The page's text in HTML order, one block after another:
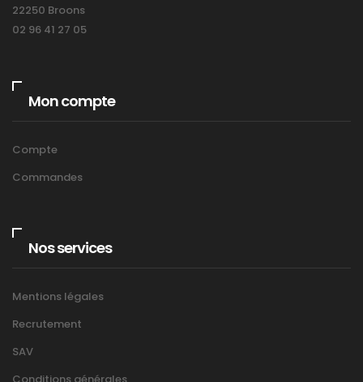
22250 Broons
02 96 41 27 05
Mon compte
Compte
Commandes
Nos services
Mentions légales
Recrutement
SAV